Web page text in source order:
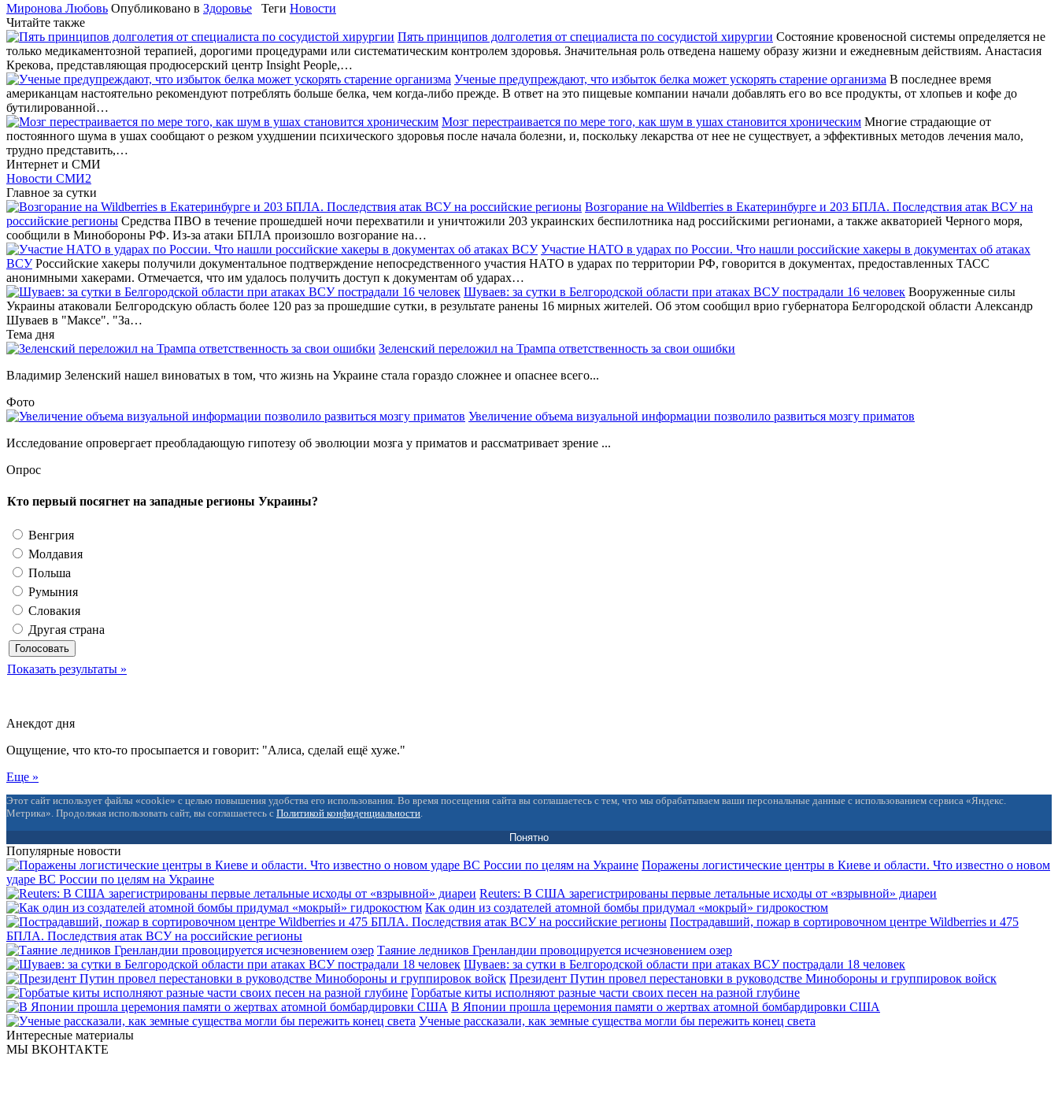
Миронова Любовь Опубликовано в Здоровье Теги Новости
Читайте также
Пять принципов долголетия от специалиста по сосудистой хирургии Состояние кровеносной системы определяется не
только медикаментозной терапией, дорогими процедурами или систематическим контролем здоровья. Значительная роль отведена нашему образу жизни и ежедневным действиям. Анастасия
Крекова, представляющая продюсерский центр Insight People,…
Ученые предупреждают, что избыток белка может ускорять старение организма В последнее время
американцам настоятельно рекомендуют потреблять больше белка, чем когда-либо прежде. В ответ на это пищевые компании начали добавлять его во все продукты, от хлопьев и кофе до
бутилированной…
Мозг перестраивается по мере того, как шум в ушах становится хроническим Многие страдающие от
постоянного шума в ушах сообщают о резком ухудшении психического здоровья после начала болезни, и, поскольку лекарства от нее не существует, а эффективных методов лечения мало,
трудно представить,…
Интернет и СМИ
Новости СМИ2
Главное за сутки
Возгорание на Wildberries в Екатеринбурге и 203 БПЛА. Последствия атак ВСУ на
российские регионы Средства ПВО в течение прошедшей ночи перехватили и уничтожили 203 украинских беспилотника над российскими регионами, а также акваторией Черного моря,
сообщили в Минобороны РФ. Из-за атаки БПЛА произошло возгорание на…
Участие НАТО в ударах по России. Что нашли российские хакеры в документах об атаках
ВСУРоссийские хакеры получили документальное подтверждение непосредственного участия НАТО в ударах по территории РФ, говорится в документах, предоставленных ТАСС
анонимными хакерами. Отмечается, что им удалось получить доступ к документам об ударах…
Шуваев: за сутки в Белгородской области при атаках ВСУ пострадали 16 человек Вооруженные силы
Украины атаковали Белгородскую область более 120 раз за прошедшие сутки, в результате ранены 16 мирных жителей. Об этом сообщил врио губернатора Белгородской области Александр
Шуваев в "Максе". "За…
Тема дня
Зеленский переложил на Трампа ответственность за свои ошибки
Владимир Зеленский нашел виноватых в том, что жизнь на Украине стала гораздо сложнее и опаснее всего...
Фото
Увеличение объема визуальной информации позволило развиться мозгу приматов
Исследование опровергает преобладающую гипотезу об эволюции мозга у приматов и рассматривает зрение ...
Опрос
Кто первый посягнет на западные регионы Украины?
Венгрия
Молдавия
Польша
Румыния
Словакия
Другая страна
Показать результаты »
Анекдот дня
Ощущение, что кто-то просыпается и говорит: "Алиса, сделай ещё хуже."
Еще »
Этот сайт использует файлы «cookie» с целью повышения удобства его использования. Во время посещения сайта вы соглашаетесь с тем, что мы обрабатываем ваши персональные данные с использованием сервиса «Яндекс.
Метрика». Продолжая использовать сайт, вы соглашаетесь с Политикой конфиденциальности.
Понятно
Популярные новости
Поражены логистические центры в Киеве и области. Что известно о новом
ударе ВС России по целям на Украине
Reuters: В США зарегистрированы первые летальные исходы от «взрывной» диареи
Как один из создателей атомной бомбы придумал «мокрый» гидрокостюм
Пострадавший, пожар в сортировочном центре Wildberries и 475
БПЛА. Последствия атак ВСУ на российские регионы
Таяние ледников Гренландии провоцируется исчезновением озер
Шуваев: за сутки в Белгородской области при атаках ВСУ пострадали 18 человек
Президент Путин провел перестановки в руководстве Минобороны и группировок войск
Горбатые киты исполняют разные части своих песен на разной глубине
В Японии прошла церемония памяти о жертвах атомной бомбардировки США
Ученые рассказали, как земные существа могли бы пережить конец света
Интересные материалы
МЫ ВКОНТАКТЕ